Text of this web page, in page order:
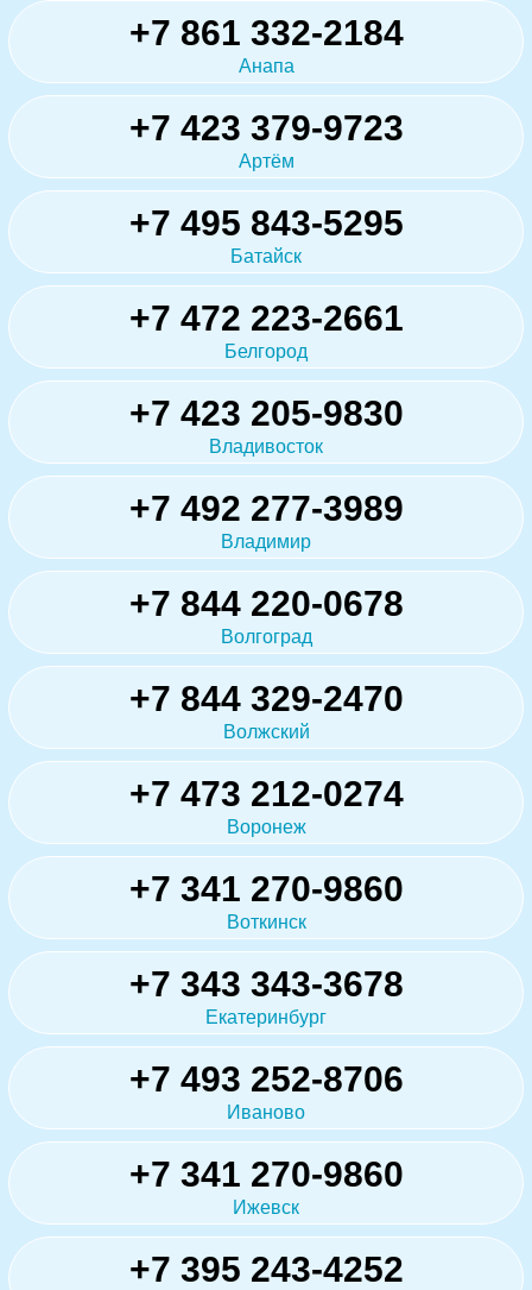
+7 861 332-2184
Анапа
+7 423 379-9723
Артём
+7 495 843-5295
Батайск
+7 472 223-2661
Белгород
+7 423 205-9830
Владивосток
+7 492 277-3989
Владимир
+7 844 220-0678
Волгоград
+7 844 329-2470
Волжский
+7 473 212-0274
Воронеж
+7 341 270-9860
Воткинск
+7 343 343-3678
Екатеринбург
+7 493 252-8706
Иваново
+7 341 270-9860
Ижевск
+7 395 243-4252